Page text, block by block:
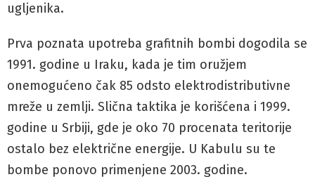
ugljenika.
Prva poznata upotreba grafitnih bombi dogodila se
1991. godine u Iraku, kada je tim oružjem
onemogućeno čak 85 odsto elektrodistributivne
mreže u zemlji. Slična taktika je korišćena i 1999.
godine u Srbiji, gde je oko 70 procenata teritorije
ostalo bez električne energije. U Kabulu su te
bombe ponovo primenjene 2003. godine.